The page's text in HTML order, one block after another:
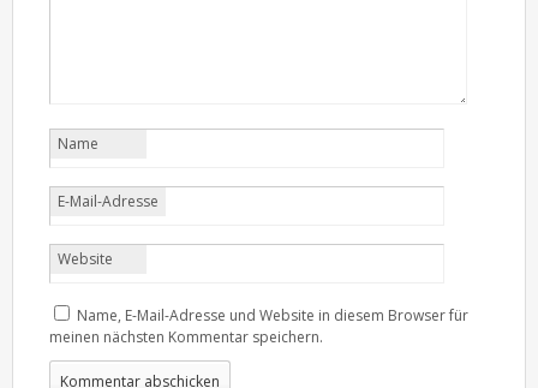
Name
E-Mail-Adresse
Website
Name, E-Mail-Adresse und Website in diesem Browser für
meinen nächsten Kommentar speichern.